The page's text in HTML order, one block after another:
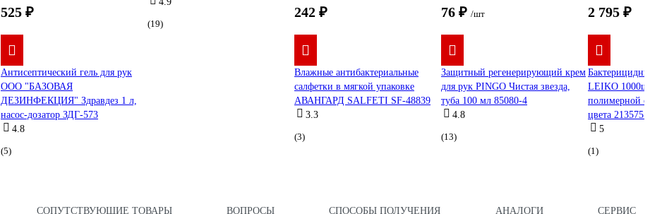
525 ₽
Антисептический гель для рук
ООО "БАЗОВАЯ
ДЕЗИНФЕКЦИЯ" Здравдез 1 л,
насос-дозатор ЗДГ-573
4.8
(5)
(19)
242 ₽
Влажные антибактериальные
салфетки в мягкой упаковке
АВАНГАРД SALFETI SF-48839
3.3
(3)
76 ₽ /шт
Защитный регенерирующий крем
для рук PINGO Чистая звезда,
туба 100 мл 85080-4
4.8
(13)
2 795 ₽
LEIKO
полимерной
цвета 213575
5
(1)
СОПУТСТВУЮЩИЕ ТОВАРЫ ВОПРОСЫ СПОСОБЫ ПОЛУЧЕНИЯ АНАЛОГИ СЕРВИС